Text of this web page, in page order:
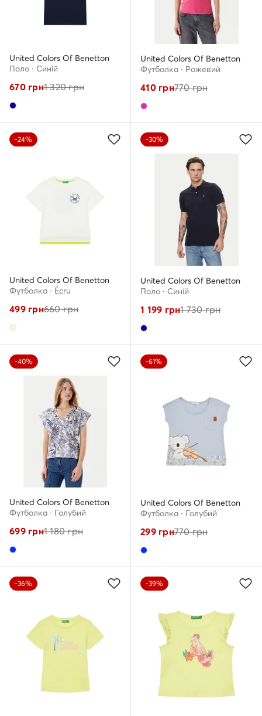
United Colors Of Benetton
Поло · Cиній
670грн1 320грн
United Colors Of Benetton
Футболка · Рожевий
410грн770грн
-24%
United Colors Of Benetton
Футболка · Écru
499грн660грн
-30%
United Colors Of Benetton
Поло · Cиній
1 199 грн1 730грн
-40%
United Colors Of Benetton
Футболка · Голубий
699грн1 180грн
-61%
United Colors Of Benetton
Футболка · Голубий
299грн770грн
-36% -39%